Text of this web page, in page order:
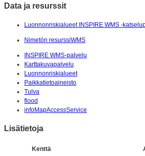
Data ja resurssit
Luonnonriskialueet INSPIRE WMS -
Nimetön resurssiWMS
INSPIRE WMS-palvelu
Karttakuvapalvelu
Luonnonriskialueet
Paikkatietoaineisto
Tulva
flood
infoMapAccessService
Lisätietoja
Kenttä